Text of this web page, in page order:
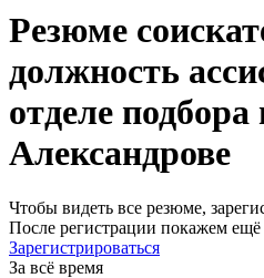
Резюме
должность
отделе
Александрове
Чтобы видеть все резюме,
После регистрации покажем
Зарегистрироваться
За всё время